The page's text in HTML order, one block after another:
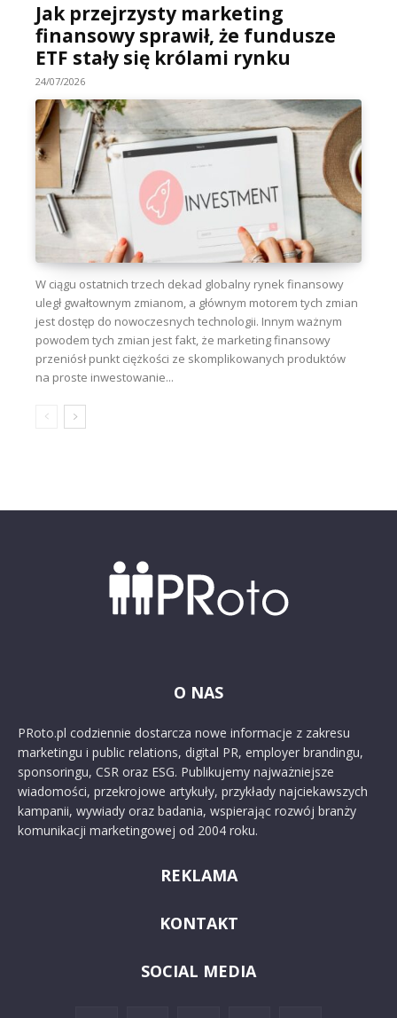
Jak przejrzysty marketing
finansowy sprawił, że fundusze
ETF stały się królami rynku
24/07/2026
W ciągu ostatnich trzech dekad globalny rynek finansowy
uległ gwałtownym zmianom, a głównym motorem tych zmian
jest dostęp do nowoczesnych technologii. Innym ważnym
powodem tych zmian jest fakt, że marketing finansowy
przeniósł punkt ciężkości ze skomplikowanych produktów
na proste inwestowanie...
O NAS
PRoto.pl codziennie dostarcza nowe informacje z zakresu
marketingu i public relations, digital PR, employer brandingu,
sponsoringu, CSR oraz ESG. Publikujemy najważniejsze
wiadomości, przekrojowe artykuły, przykłady najciekawszych
kampanii, wywiady oraz badania, wspierając rozwój branży
komunikacji marketingowej od 2004 roku.
REKLAMA
KONTAKT
SOCIAL MEDIA